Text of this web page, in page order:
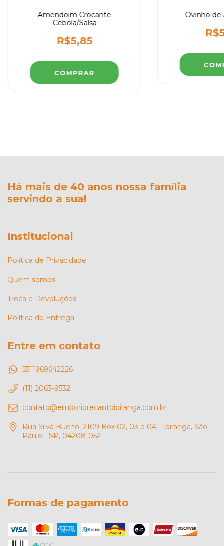
Amendoim Crocante
Cebola/Salsa
R$5,85
COMPRAR
Ovinho
Há mais de 40 anos nossa família
servindo a sua!
Institucional
Política de Privacidade
Quem somos
Troca e Devoluções
Política de Entrega
Entre em contato
5511969642226
(11) 2063-9532
contato@emporiorecantoipiranga.com.br
Rua Silva Bueno, 2109 Box 02, 03 e 04 - Ipiranga, São
Paulo - SP, 04208-052
Formas de pagamento